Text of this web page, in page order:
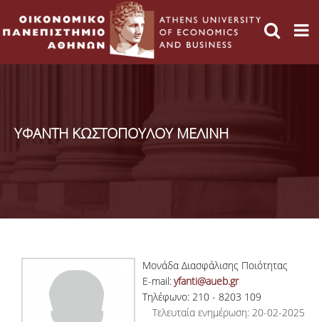
ΥΦΑΝΤΗ ΚΩΣΤΟΠΟΥΛΟΥ ΜΕΛΙΝΗ
Μονάδα Διασφάλισης Ποιότητας
E-mail:yfanti@aueb.gr
Τηλέφωνο: 210 - 8203 109
Τελευταία ενημέρωση: 20-02-2025